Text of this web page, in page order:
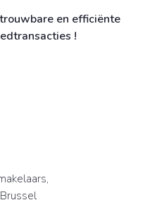
en efficiënte
!